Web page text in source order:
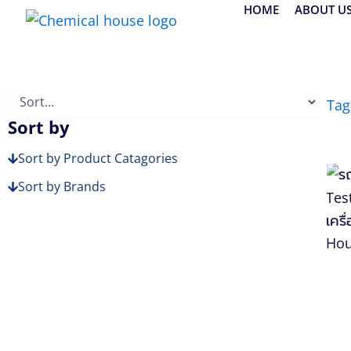
Skip
HOME ABOUT
Sort by
Sort by Product Catagories
Sort by Brands